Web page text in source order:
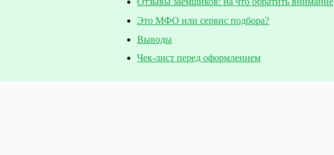
Это МФО или сервис подбора?
Выводы
Чек-лист перед оформлением